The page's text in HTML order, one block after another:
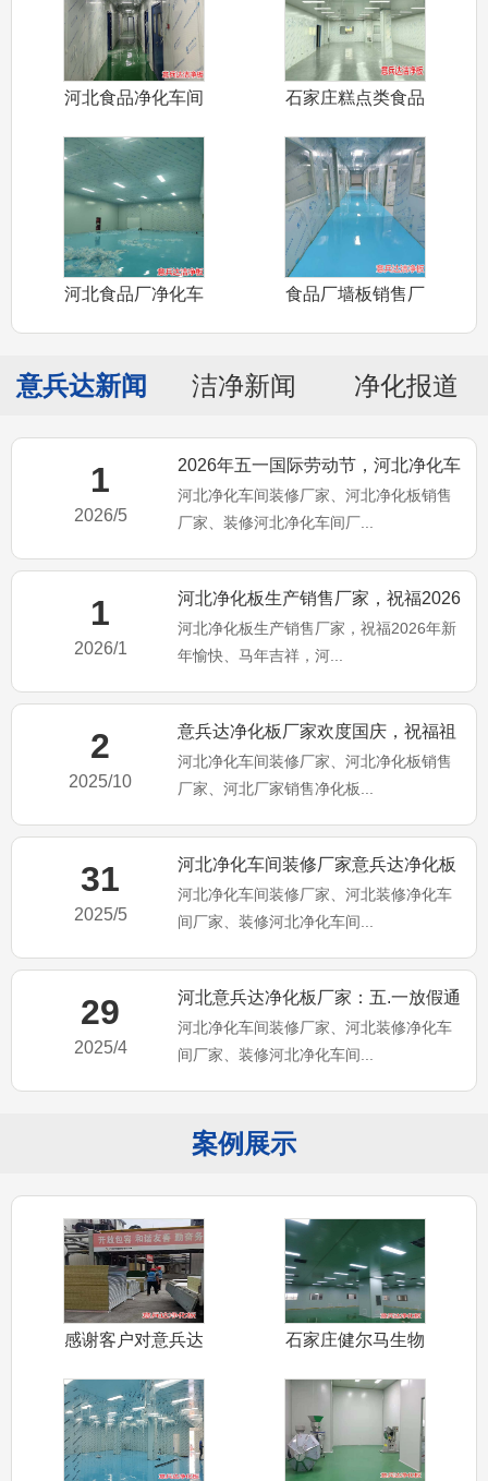
河北食品净化车间
石家庄糕点类食品
河北食品厂净化车
食品厂墙板销售厂
意兵达新闻 洁净新闻 净化报道
1
2026/5
2026年五一国际劳动节，河北净化车
间装修厂家意兵达洁净预
河北净化车间装修厂家、河北净化板销售
厂家、装修河北净化车间厂...
1
2026/1
河北净化板生产销售厂家，祝福2026
年新年愉快、马年吉祥
河北净化板生产销售厂家，祝福2026年新
年愉快、马年吉祥，河...
2
2025/10
意兵达净化板厂家欢度国庆，祝福祖
国繁荣昌盛，国泰民安
河北净化车间装修厂家、河北净化板销售
厂家、河北厂家销售净化板...
31
2025/5
河北净化车间装修厂家意兵达净化板
公司端午佳节祝大家：端午安
河北净化车间装修厂家、河北装修净化车
间厂家、装修河北净化车间...
29
2025/4
河北意兵达净化板厂家：五.一放假通
知，河北净化车间装修厂家
河北净化车间装修厂家、河北装修净化车
间厂家、装修河北净化车间...
案例展示
感谢客户对意兵达
石家庄健尔马生物